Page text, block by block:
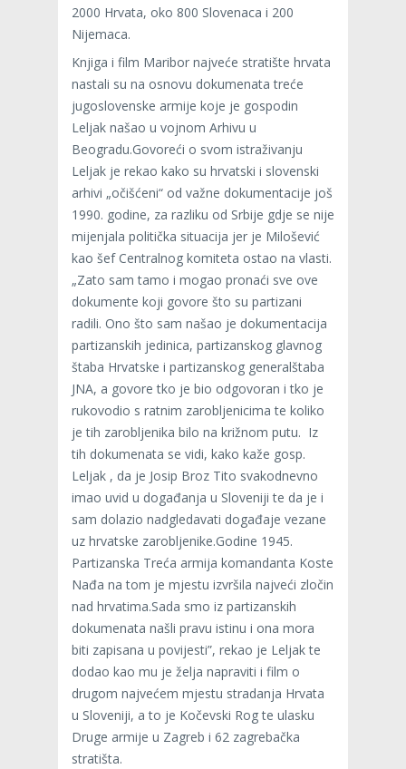
2000 Hrvata, oko 800 Slovenaca i 200
Nijemaca.
Knjiga i film Maribor najveće stratište hrvata
nastali su na osnovu dokumenata treće
jugoslovenske armije koje je gospodin
Leljak našao u vojnom Arhivu u
Beogradu.Govoreći o svom istraživanju
Leljak je rekao kako su hrvatski i slovenski
arhivi „očišćeni“ od važne dokumentacije još
1990. godine, za razliku od Srbije gdje se nije
mijenjala politička situacija jer je Milošević
kao šef Centralnog komiteta ostao na vlasti.
„Zato sam tamo i mogao pronaći sve ove
dokumente koji govore što su partizani
radili. Ono što sam našao je dokumentacija
partizanskih jedinica, partizanskog glavnog
štaba Hrvatske i partizanskog generalštaba
JNA, a govore tko je bio odgovoran i tko je
rukovodio s ratnim zarobljenicima te koliko
je tih zarobljenika bilo na križnom putu. Iz
tih dokumenata se vidi, kako kaže gosp.
Leljak , da je Josip Broz Tito svakodnevno
imao uvid u događanja u Sloveniji te da je i
sam dolazio nadgledavati događaje vezane
uz hrvatske zarobljenike.Godine 1945.
Partizanska Treća armija komandanta Koste
Nađa na tom je mjestu izvršila najveći zločin
nad hrvatima.Sada smo iz partizanskih
dokumenata našli pravu istinu i ona mora
biti zapisana u povijesti”, rekao je Leljak te
dodao kao mu je želja napraviti i film o
drugom najvećem mjestu stradanja Hrvata
u Sloveniji, a to je Kočevski Rog te ulasku
Druge armije u Zagreb i 62 zagrebačka
stratišta.